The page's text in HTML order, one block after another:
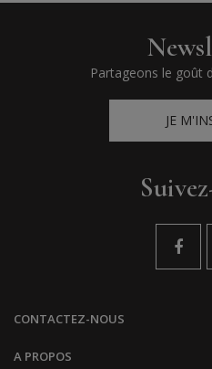
Partageons le goût
JE
CONTACTEZ-NOUS
A PROPOS